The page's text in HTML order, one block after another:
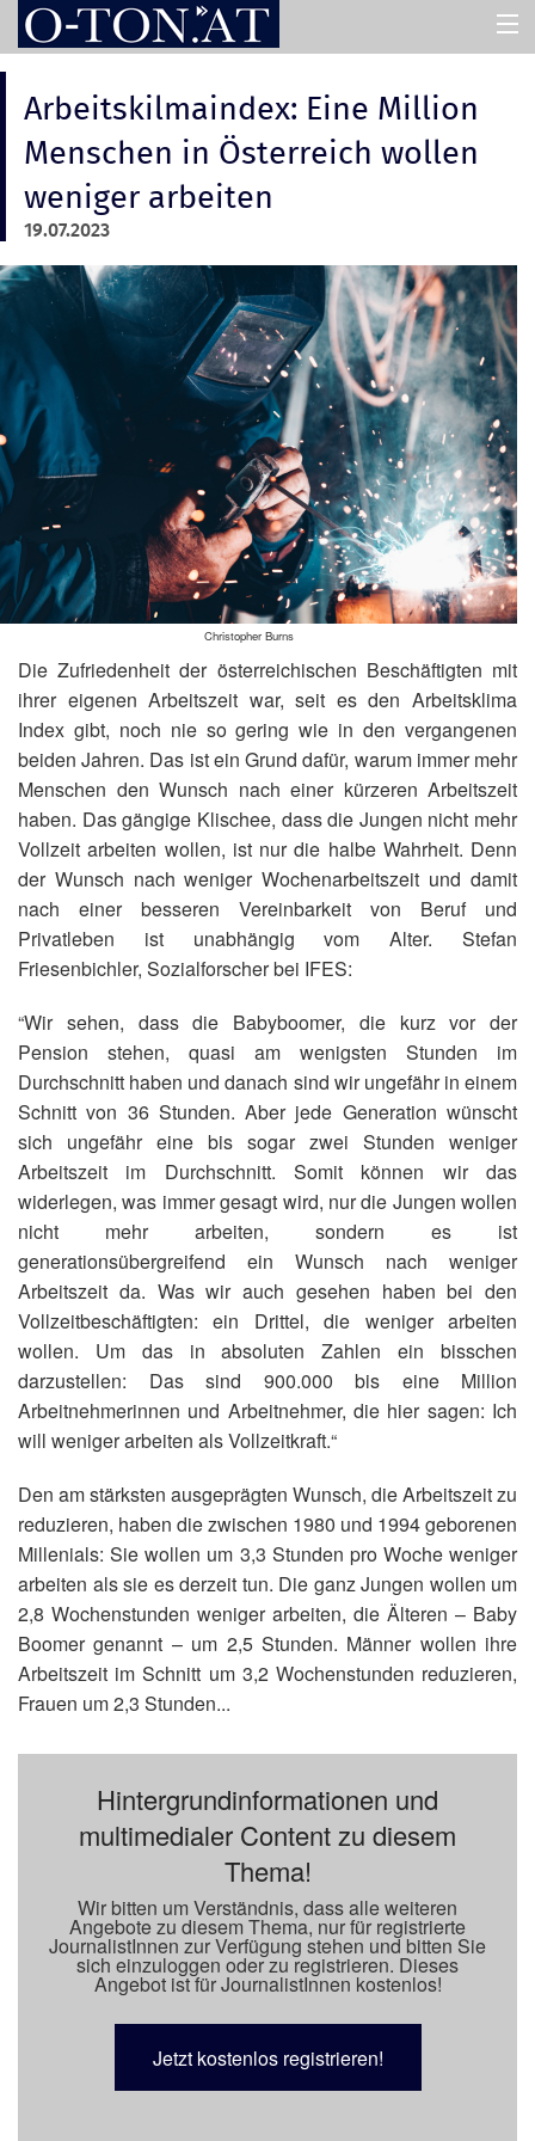
PRESSEMAPPEN
ASSISTENT
ÜBER UNS
Arbeitskilmaindex: Eine Million
Menschen in Österreich wollen
weniger arbeiten
19.07.2023
Christopher Burns
Die Zufriedenheit der österreichischen Beschäftigten mit
ihrer eigenen Arbeitszeit war, seit es den Arbeitsklima
Index gibt, noch nie so gering wie in den vergangenen
beiden Jahren. Das ist ein Grund dafür, warum immer mehr
Menschen den Wunsch nach einer kürzeren Arbeitszeit
haben. Das gängige Klischee, dass die Jungen nicht mehr
Vollzeit arbeiten wollen, ist nur die halbe Wahrheit. Denn
der Wunsch nach weniger Wochenarbeitszeit und damit
nach einer besseren Vereinbarkeit von Beruf und
Privatleben ist unabhängig vom Alter. Stefan
Friesenbichler, Sozialforscher bei IFES:
“Wir sehen, dass die Babyboomer, die kurz vor der
Pension stehen, quasi am wenigsten Stunden im
Durchschnitt haben und danach sind wir ungefähr in einem
Schnitt von 36 Stunden. Aber jede Generation wünscht
sich ungefähr eine bis sogar zwei Stunden weniger
Arbeitszeit im Durchschnitt. Somit können wir das
widerlegen, was immer gesagt wird, nur die Jungen wollen
nicht mehr arbeiten, sondern es ist
generationsübergreifend ein Wunsch nach weniger
Arbeitszeit da. Was wir auch gesehen haben bei den
Vollzeitbeschäftigten: ein Drittel, die weniger arbeiten
wollen. Um das in absoluten Zahlen ein bisschen
darzustellen: Das sind 900.000 bis eine Million
Arbeitnehmerinnen und Arbeitnehmer, die hier sagen: Ich
will weniger arbeiten als Vollzeitkraft.“
Den am stärksten ausgeprägten Wunsch, die Arbeitszeit zu
reduzieren, haben die zwischen 1980 und 1994 geborenen
Millenials: Sie wollen um 3,3 Stunden pro Woche weniger
arbeiten als sie es derzeit tun. Die ganz Jungen wollen um
2,8 Wochenstunden weniger arbeiten, die Älteren – Baby
Boomer genannt – um 2,5 Stunden. Männer wollen ihre
Arbeitszeit im Schnitt um 3,2 Wochenstunden reduzieren,
Frauen um 2,3 Stunden...
Hintergrundinformationen und
multimedialer Content zu diesem
Thema!
Wir bitten um Verständnis, dass alle weiteren
Angebote zu diesem Thema, nur für registrierte
JournalistInnen zur Verfügung stehen und bitten Sie
sich einzuloggen oder zu registrieren. Dieses
Angebot ist für JournalistInnen kostenlos!
Jetzt kostenlos registrieren!